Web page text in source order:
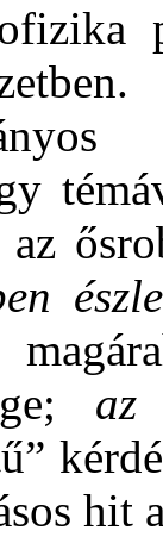
az
az
hit